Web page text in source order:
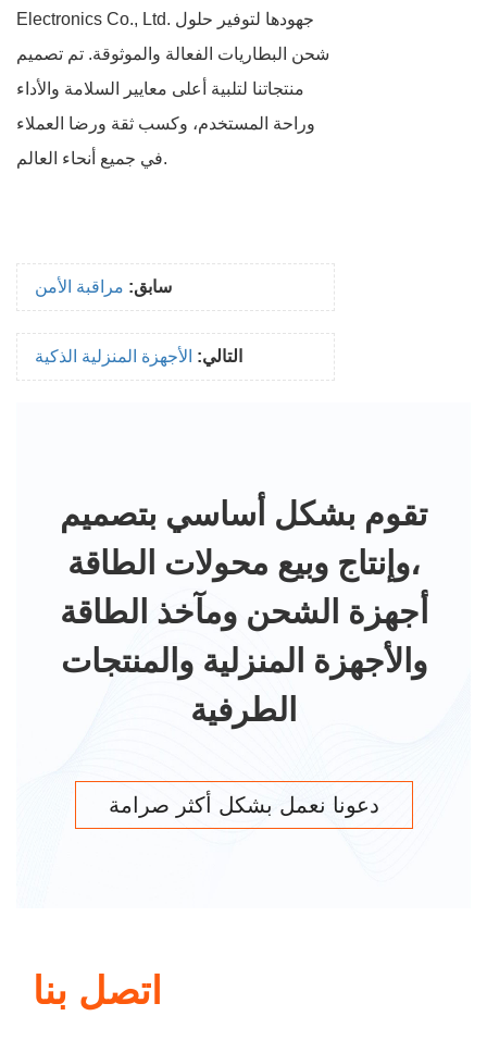
Electronics Co., Ltd. جهودها لتوفير حلول
شحن البطاريات الفعالة والموثوقة. تم تصميم
منتجاتنا لتلبية أعلى معايير السلامة والأداء
وراحة المستخدم، وكسب ثقة ورضا العملاء
في جميع أنحاء العالم.
سابق: مراقبة الأمن
التالي: الأجهزة المنزلية الذكية
تقوم بشكل أساسي بتصميم
وإنتاج وبيع محولات الطاقة،
أجهزة الشحن ومآخذ الطاقة
والأجهزة المنزلية والمنتجات
الطرفية
دعونا نعمل بشكل أكثر صرامة
اتصل بنا